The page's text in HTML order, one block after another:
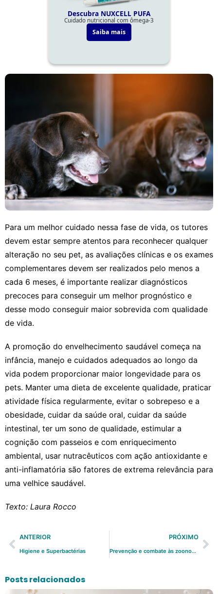
Para um melhor cuidado nessa fase de vida, os tutores
devem estar sempre atentos para reconhecer qualquer
alteração no seu pet, as avaliações clínicas e os exames
complementares devem ser realizados pelo menos a
cada 6 meses, é importante realizar diagnósticos
precoces para conseguir um melhor prognóstico e
desse modo conseguir maior sobrevida com qualidade
de vida.
A promoção do envelhecimento saudável começa na
infância, manejo e cuidados adequados ao longo da
vida podem proporcionar maior longevidade para os
pets. Manter uma dieta de excelente qualidade, praticar
atividade física regularmente, evitar o sobrepeso e a
obesidade, cuidar da saúde oral, cuidar da saúde
intestinal, ter um sono de qualidade, estimular a
cognição com passeios e com enriquecimento
ambiental, usar nutracêuticos com ação antioxidante e
anti-inflamatória são fatores de extrema relevância para
uma velhice saudável.
Texto: Laura Rocco
ANTERIOR
Higiene e Superbactérias
PRÓXIMO
Prevenção e combate às zoonoses
Posts relacionados